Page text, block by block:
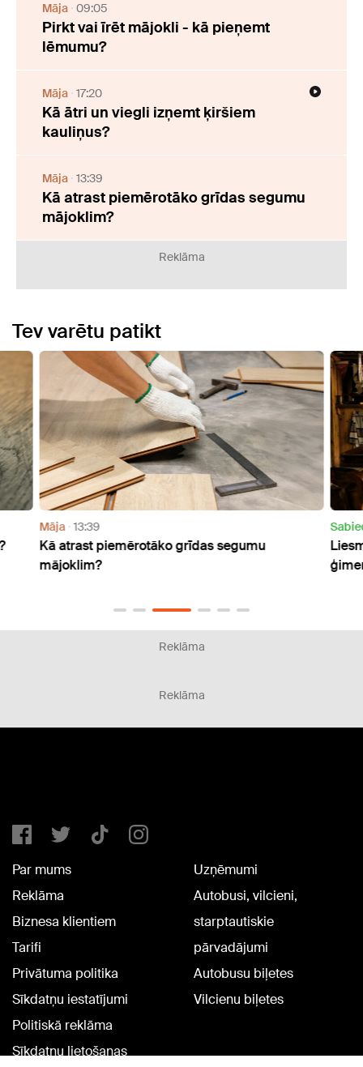
Māja 09:05
Pirkt vai īrēt mājokli - kā pieņemt
lēmumu?
Māja 17:20
Kā ātri un viegli izņemt ķiršiem
kauliņus?
Māja 13:39
Kā atrast piemērotāko grīdas segumu
mājoklim?
Reklāma
Tev varētu patikt
Māja 13:39
Kā atrast piemērotāko grīdas segumu
mājoklim?
Reklāma
Reklāma
Par mums
Reklāma
Biznesa klientiem
Tarifi
Privātuma politika
Sīkdatņu iestatījumi
Politiskā reklāma
Sīkdatņu lietošanas
Uzņēmumi
Autobusi, vilcieni,
starptautiskie
pārvadājumi
Autobusu biļetes
Vilcienu biļetes